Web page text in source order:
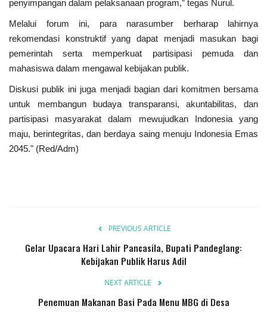
penyimpangan dalam pelaksanaan program,” tegas Nurul.
Melalui forum ini, para narasumber berharap lahirnya
rekomendasi konstruktif yang dapat menjadi masukan bagi
pemerintah serta memperkuat partisipasi pemuda dan
mahasiswa dalam mengawal kebijakan publik.
Diskusi publik ini juga menjadi bagian dari komitmen bersama
untuk membangun budaya transparansi, akuntabilitas, dan
partisipasi masyarakat dalam mewujudkan Indonesia yang
maju, berintegritas, dan berdaya saing menuju Indonesia Emas
2045." (Red/Adm)
PREVIOUS ARTICLE
Gelar Upacara Hari Lahir Pancasila, Bupati Pandeglang:
Kebijakan Publik Harus Adil
NEXT ARTICLE
Penemuan Makanan Basi Pada Menu MBG di Desa